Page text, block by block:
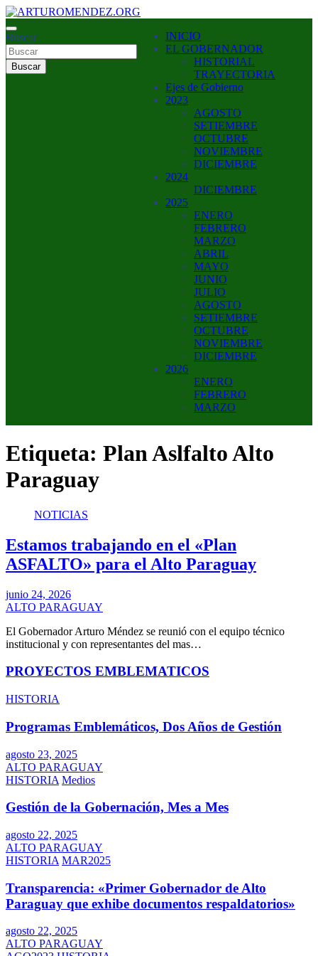
Saltar
al
contenido
ARTUROMENDEZ.ORG
ARTURO MENDEZ GOBERNADOR 2023
Buscar
Buscar
INICIO
EL GOBERNADOR
HISTORIAL
TRAYECTORIA
Ejes de Gobierno
2023
AGOSTO
SETIEMBRE
OCTUBRE
NOVIEMBRE
DICIEMBRE
2024
DICIEMBRE
2025
ENERO
FEBRERO
MARZO
ABRIL
MAYO
JUNIO
JULIO
AGOSTO
SETIEMBRE
OCTUBRE
NOVIEMBRE
DICIEMBRE
2026
ENERO
FEBRERO
MARZO
Etiqueta: Plan Aslfalto Alto
Paraguay
NOTICIAS
Estamos trabajando en el «Plan
ASFALTO» para el Alto Paraguay
junio 24, 2026
ALTO PARAGUAY
El Gobernador Arturo Méndez se reunió con el equipo técnico
institucional y con representantes del mas…
PROYECTOS EMBLEMATICOS
HISTORIA
Programas Emblemáticos, Dos Años de Gestión
agosto 23, 2025
ALTO PARAGUAY
HISTORIA Medios
Gestión de la Gobernación, Mes a Mes
agosto 22, 2025
ALTO PARAGUAY
HISTORIA MAR2025
Transparencia: «Primer Gobernador de Alto
Paraguay que exhibe documentos respaldatorios»
agosto 22, 2025
ALTO PARAGUAY